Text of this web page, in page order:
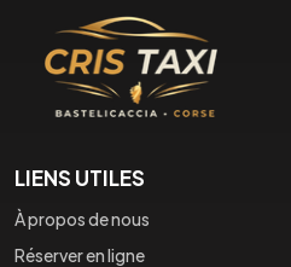
LIENS UTILES
À propos de nous
Réserver en ligne